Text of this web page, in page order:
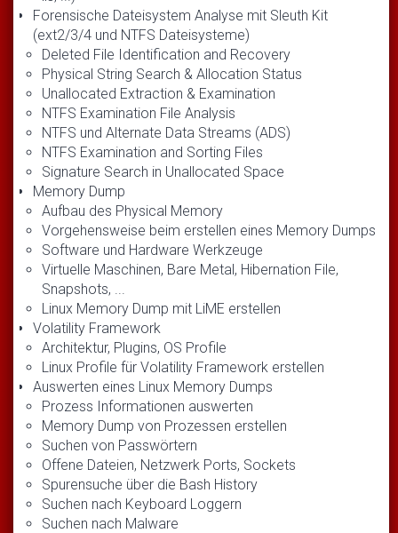
Forensische Dateisystem Analyse mit Sleuth Kit
(ext2/3/4 und NTFS Dateisysteme)
Deleted File Identification and Recovery
Physical String Search & Allocation Status
Unallocated Extraction & Examination
NTFS Examination File Analysis
NTFS und Alternate Data Streams (ADS)
NTFS Examination and Sorting Files
Signature Search in Unallocated Space
Memory Dump
Aufbau des Physical Memory
Vorgehensweise beim erstellen eines Memory Dumps
Software und Hardware Werkzeuge
Virtuelle Maschinen, Bare Metal, Hibernation File,
Snapshots, ...
Linux Memory Dump mit LiME erstellen
Volatility Framework
Architektur, Plugins, OS Profile
Linux Profile für Volatility Framework erstellen
Auswerten eines Linux Memory Dumps
Prozess Informationen auswerten
Memory Dump von Prozessen erstellen
Suchen von Passwörtern
Offene Dateien, Netzwerk Ports, Sockets
Spurensuche über die Bash History
Suchen nach Keyboard Loggern
Suchen nach Malware